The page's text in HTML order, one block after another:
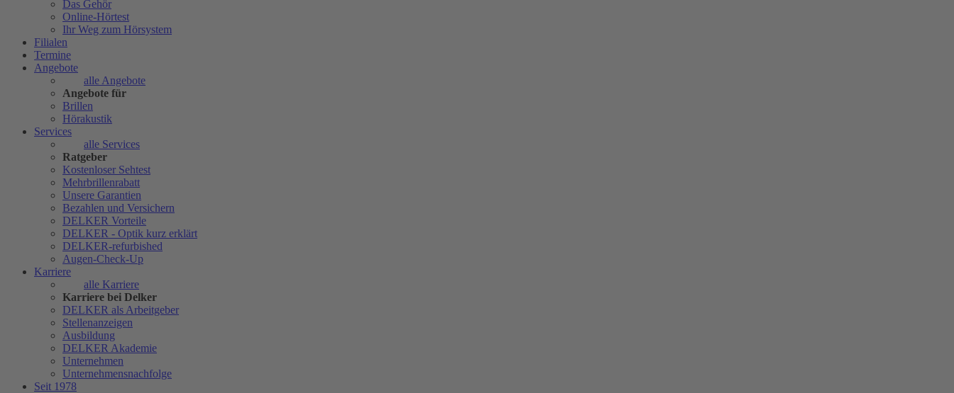
Das Gehör
Online-Hörtest
Ihr Weg zum Hörsystem
Filialen
Termine
Angebote
alle Angebote
Angebote für
Brillen
Hörakustik
Services
alle Services
Ratgeber
Kostenloser Sehtest
Mehrbrillenrabatt
Unsere Garantien
Bezahlen und Versichern
DELKER Vorteile
DELKER - Optik kurz erklärt
DELKER-refurbished
Augen-Check-Up
Karriere
alle Karriere
Karriere bei Delker
DELKER als Arbeitgeber
Stellenanzeigen
Ausbildung
DELKER Akademie
Unternehmen
Unternehmensnachfolge
Seit 1978